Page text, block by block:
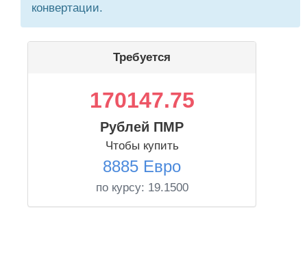
конвертации.
Требуется
170147.75
Рублей ПМР
Чтобы купить
8885 Евро
по курсу: 19.1500